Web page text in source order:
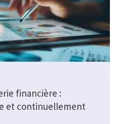
financière :
et continuellement